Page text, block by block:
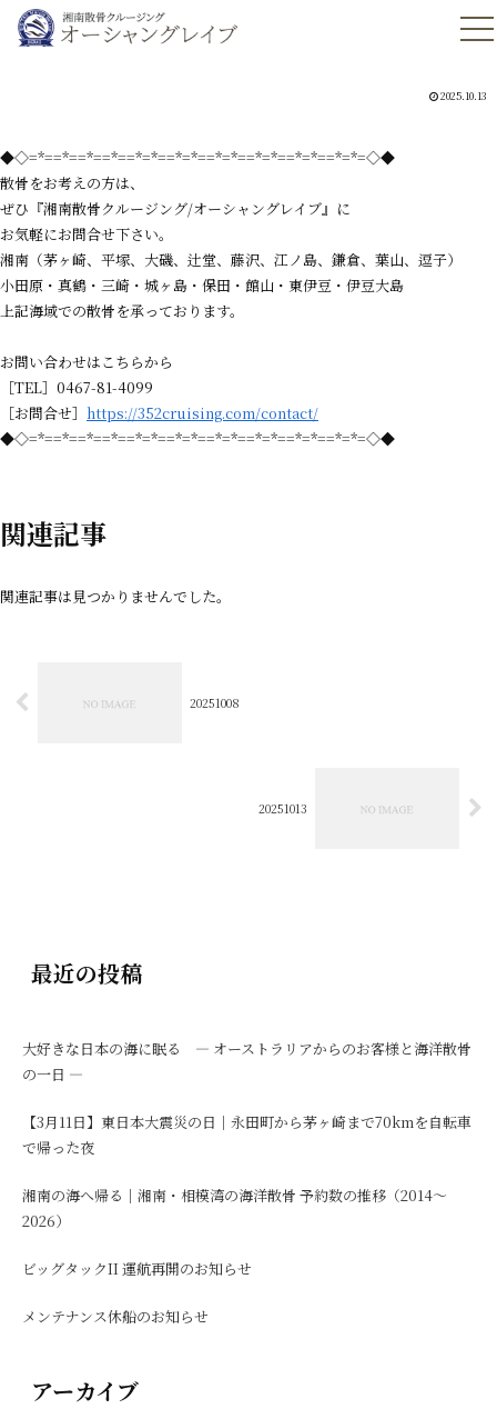
2025.10.13
◆◇=*==*==*==*==*=*==*=*==*=*==*=*==*=*==*=*=◇◆
散骨をお考えの方は、
ぜひ『湘南散骨クルージング/オーシャングレイブ』に
お気軽にお問合せ下さい。
湘南（茅ヶ崎、平塚、大磯、辻堂、藤沢、江ノ島、鎌倉、葉山、逗子）
小田原・真鶴・三崎・城ヶ島・保田・館山・東伊豆・伊豆大島
上記海域での散骨を承っております。
お問い合わせはこちらから
［TEL］0467-81-4099
［お問合せ］ https://352cruising.com/contact/
◆◇=*==*==*==*==*=*==*=*==*=*==*=*==*=*==*=*=◇◆
関連記事
関連記事は見つかりませんでした。
20251008
20251013
最近の投稿
大好きな日本の海に眠る ― オーストラリアからのお客様と海洋散骨
の一日 ―
【3月11日】東日本大震災の日｜永田町から茅ヶ崎まで70kmを自転車
で帰った夜
湘南の海へ帰る｜湘南・相模湾の海洋散骨 予約数の推移（2014〜
2026）
ビッグタックII 運航再開のお知らせ
メンテナンス休船のお知らせ
アーカイブ